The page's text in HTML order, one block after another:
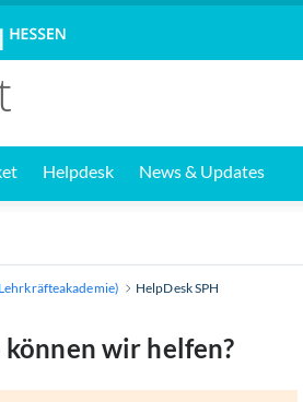
Helpdesk News & Updates
HelpDesk SPH
wir helfen?